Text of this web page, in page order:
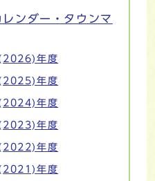
ンダー・タウンマ
年度
年度
年度
年度
年度
年度